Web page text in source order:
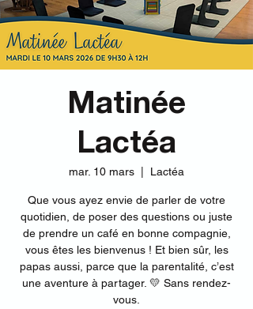
Matinée
Lactéa
mar. 10 mars Lactéa
Que vous ayez envie de parler de votre
quotidien, de poser des questions ou juste
de prendre un café en bonne compagnie,
vous êtes les bienvenus ! Et bien sûr, les
papas aussi, parce que la parentalité, c’est
une aventure à partager. 💛 Sans rendez-
vous.